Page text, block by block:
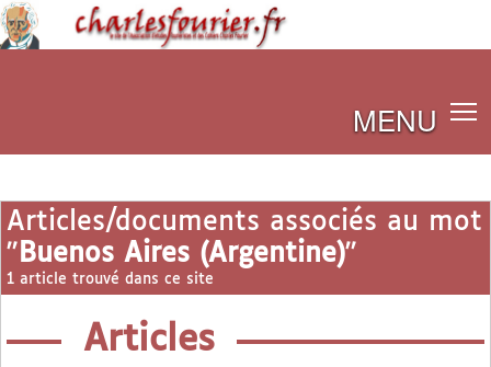
MENU
Articles/documents associés au mot
" Buenos Aires (Argentine)"
1 article trouvé dans ce site
Articles